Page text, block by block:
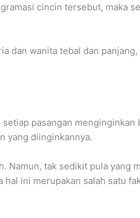
cincin tersebut, maka
dan wanita tebal dan
pasangan menginginkan
yang diinginkannya.
Namun, tak sedikit pula yang
ini merupakan salah satu